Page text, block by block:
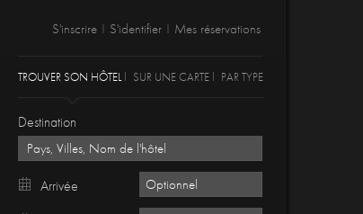
S'inscrire | S'identifier | Mes réservations
TROUVER SON HÔTEL SUR UNE CARTE PAR TYPE
Destination
Arrivée